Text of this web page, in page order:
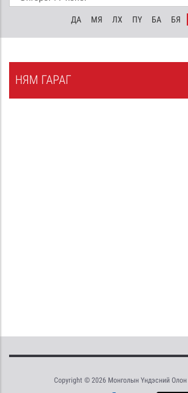
ДА МЯ ЛХ ПҮ БА БЯ
НЯМ ГАРАГ
Copyright © 2026 Монголын Үндэсний Олон